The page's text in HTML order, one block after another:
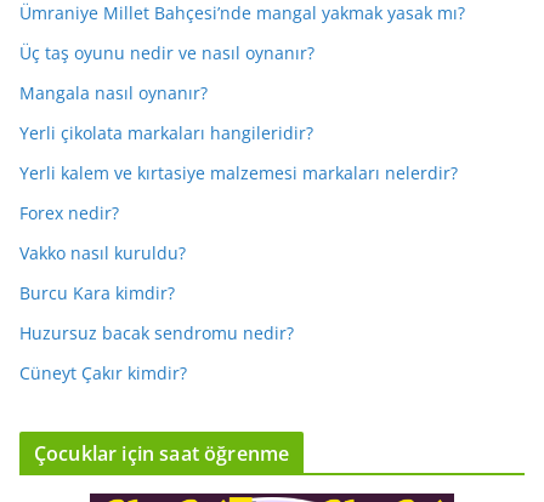
Ümraniye Millet Bahçesi’nde mangal yakmak yasak mı?
Üç taş oyunu nedir ve nasıl oynanır?
Mangala nasıl oynanır?
Yerli çikolata markaları hangileridir?
Yerli kalem ve kırtasiye malzemesi markaları nelerdir?
Forex nedir?
Vakko nasıl kuruldu?
Burcu Kara kimdir?
Huzursuz bacak sendromu nedir?
Cüneyt Çakır kimdir?
Çocuklar için saat öğrenme